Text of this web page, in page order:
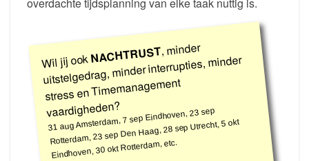
overdachte tijdsplanning van elke taak nuttig is.
Wil jij ookNACHTRUST, minder
uitstelgedrag, minder interrupties, minder
stress en Timemanagement
vaardigheden?
31 aug Amsterdam, 7 sep Eindhoven, 23 sep
Rotterdam, 23 sep Den Haag, 28 sep Utrecht, 5 okt
Eindhoven, 30 okt Rotterdam, etc.